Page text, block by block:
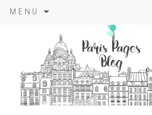
MENU
principal
paris
blog